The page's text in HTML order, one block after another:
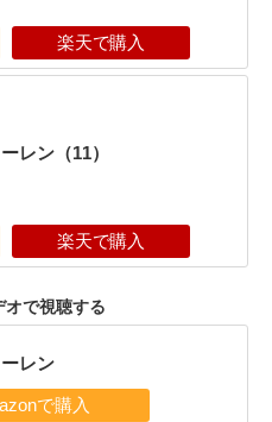
楽天で購入
レン（11）
楽天で購入
オで視聴する
レン